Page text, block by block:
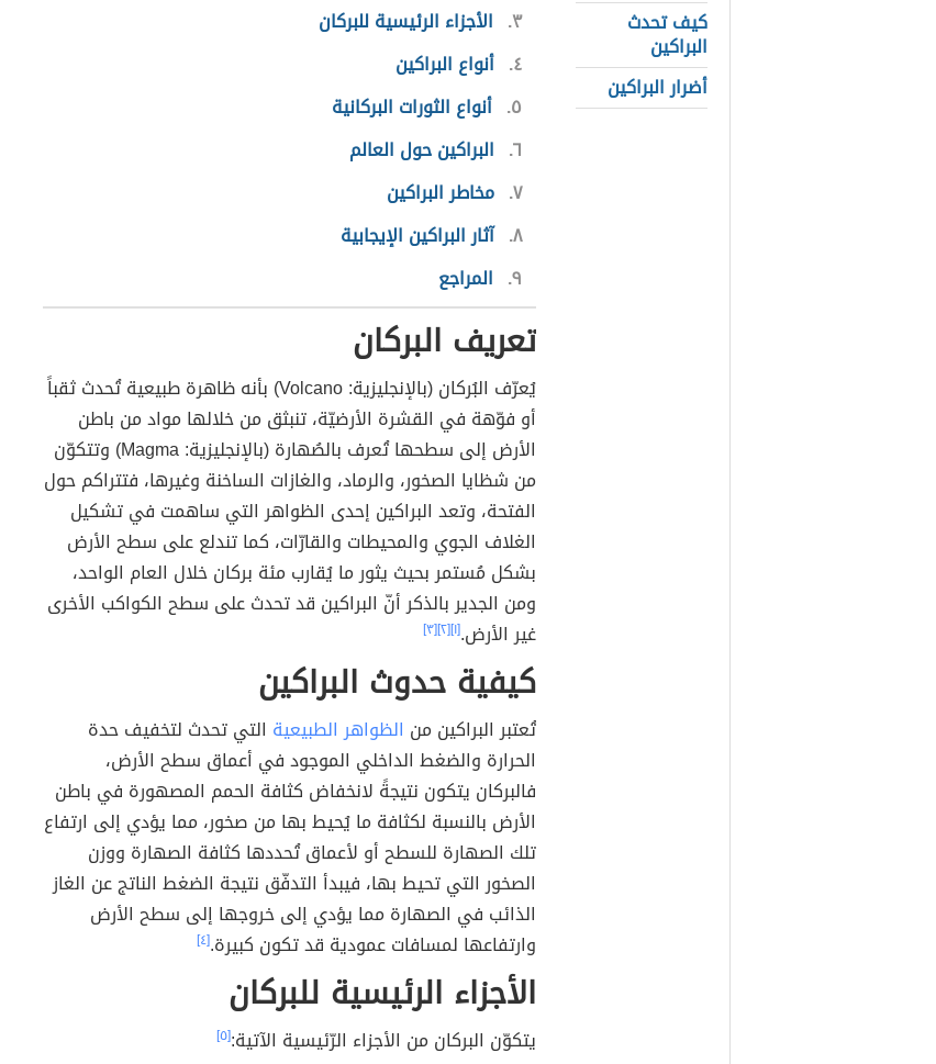
كيف تحدث
البراكين
أضرار البراكين
٣ الأجزاء الرئيسية للبركان
٤ أنواع البراكين
٥ أنواع الثورات البركانية
٦ البراكين حول العالم
٧ مخاطر البراكين
٨ آثار البراكين الإيجابية
٩ المراجع
تعريف البركان
يُعرّف البُركان (بالإنجليزية: Volcano) بأنه ظاهرة طبيعية تُحدث ثقباً
أو فوّهة في القشرة الأرضيّة، تنبثق من خلالها مواد من باطن
الأرض إلى سطحها تُعرف بالصُهارة (بالإنجليزية: Magma) وتتكوّن
من شظايا الصخور، والرماد، والغازات الساخنة وغيرها، فتتراكم حول
الفتحة، وتعد البراكين إحدى الظواهر التي ساهمت في تشكيل
الغلاف الجوي والمحيطات والقارّات، كما تندلع على سطح الأرض
بشكل مُستمر بحيث يثور ما يُقارب مئة بركان خلال العام الواحد،
ومن الجدير بالذكر أنّ البراكين قد تحدث على سطح الكواكب الأخرى
غير الأرض.[١] [٢] [٣]
كيفية حدوث البراكين
تُعتبر البراكين من الظواهر الطبيعية التي تحدث لتخفيف حدة
الحرارة والضغط الداخلي الموجود في أعماق سطح الأرض،
فالبركان يتكون نتيجةً لانخفاض كثافة الحمم المصهورة في باطن
الأرض بالنسبة لكثافة ما يُحيط بها من صخور، مما يؤدي إلى ارتفاع
تلك الصهارة للسطح أو لأعماق تُحددها كثافة الصهارة ووزن
الصخور التي تحيط بها، فيبدأ التدفّق نتيجة الضغط الناتج عن الغاز
الذائب في الصهارة مما يؤدي إلى خروجها إلى سطح الأرض
وارتفاعها لمسافات عمودية قد تكون كبيرة.[٤]
الأجزاء الرئيسية للبركان
يتكوّن البركان من الأجزاء الرّئيسية الآتية:[٥]